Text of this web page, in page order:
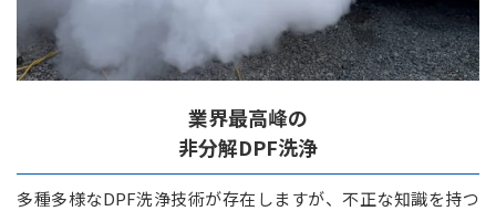
業界最高峰の
非分解DPF洗浄
多種多様なDPF洗浄技術が存在しますが、不正な知識を持つ